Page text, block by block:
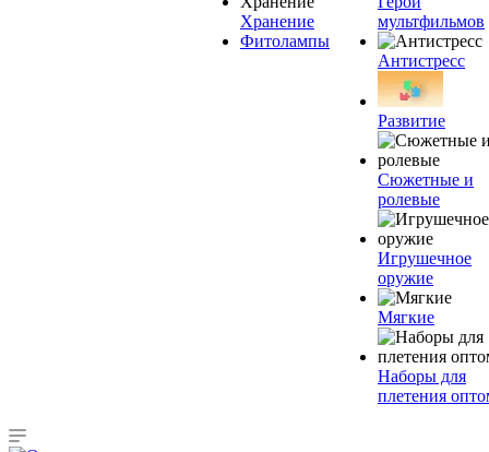
Хранение
Фитолампы
мультфильмов
Антистресс
Развитие
Сюжетные и
ролевые
Игрушечное
оружие
Мягкие
Наборы для
плетения